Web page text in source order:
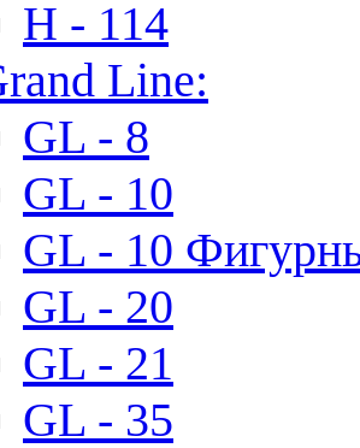
H - 114
Line:
GL - 8
GL - 10
GL - 10
GL - 20
GL - 21
GL - 35